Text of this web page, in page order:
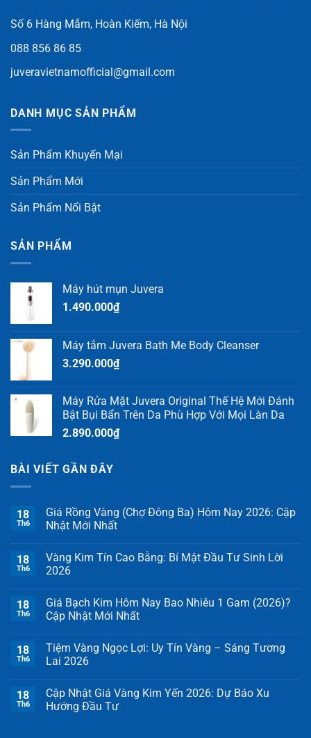
Số 6 Hàng Mắm, Hoàn Kiếm, Hà Nội
088 856 86 85
juveravietnamofficial@gmail.com
DANH MỤC SẢN PHẨM
Sản Phẩm Khuyến Mại
Sản Phẩm Mới
Sản Phẩm Nổi Bật
SẢN PHẨM
Máy hút mụn Juvera
1.490.000₫
Máy tắm Juvera Bath Me Body Cleanser
3.290.000₫
Máy Rửa Mặt Juvera Original Thế Hệ Mới Đánh
Bật Bụi Bẩn Trên Da Phù Hợp Với Mọi Làn Da
2.890.000₫
BÀI VIẾT GẦN ĐÂY
18
Th6
Giá Rồng Vàng (Chợ Đông Ba) Hôm Nay 2026: Cập
Nhật Mới Nhất
18
Th6
Vàng Kim Tín Cao Bằng: Bí Mật Đầu Tư Sinh Lời
2026
18
Th6
Giá Bạch Kim Hôm Nay Bao Nhiêu 1 Gam (2026)?
Cập Nhật Mới Nhất
18
Th6
Tiệm Vàng Ngọc Lợi: Uy Tín Vàng – Sáng Tương
Lai 2026
18
Th6
Cập Nhật Giá Vàng Kim Yến 2026: Dự Báo Xu
Hướng Đầu Tư